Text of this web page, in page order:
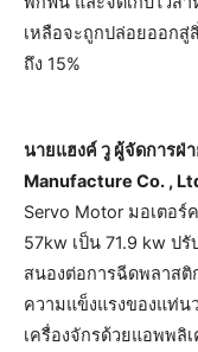
เหลือจะถูกปล่อยออกสู่
ถึง 15%
นายแฮงค์ วู ผู้จัดการฝ่
Manufacture Co. ,
Servo Motor มอเตอ
57kw เป็น 71.9 kw ป
สนองต่อการฉีดพลาสติ
ความแข็งแรงของแท่น
เครื่องจักรด้วยแอพพลิ